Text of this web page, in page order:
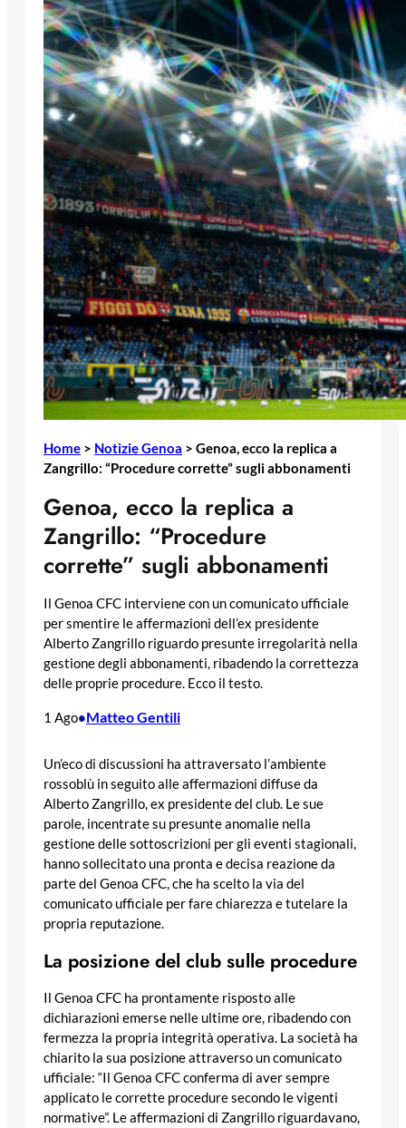
Home > Notizie Genoa > Genoa, ecco la replica a
Zangrillo: “Procedure corrette” sugli abbonamenti
Genoa, ecco la replica a
Zangrillo: “Procedure
corrette” sugli abbonamenti
Il Genoa CFC interviene con un comunicato ufficiale
per smentire le affermazioni dell’ex presidente
Alberto Zangrillo riguardo presunte irregolarità nella
gestione degli abbonamenti, ribadendo la correttezza
delle proprie procedure. Ecco il testo.
1 Ago•Matteo Gentili
Un’eco di discussioni ha attraversato l’ambiente
rossoblù in seguito alle affermazioni diffuse da
Alberto Zangrillo, ex presidente del club. Le sue
parole, incentrate su presunte anomalie nella
gestione delle sottoscrizioni per gli eventi stagionali,
hanno sollecitato una pronta e decisa reazione da
parte del Genoa CFC, che ha scelto la via del
comunicato ufficiale per fare chiarezza e tutelare la
propria reputazione.
La posizione del club sulle procedure
Il Genoa CFC ha prontamente risposto alle
dichiarazioni emerse nelle ultime ore, ribadendo con
fermezza la propria integrità operativa. La società ha
chiarito la sua posizione attraverso un comunicato
ufficiale: “Il Genoa CFC conferma di aver sempre
applicato le corrette procedure secondo le vigenti
normative”. Le affermazioni di Zangrillo riguardavano,